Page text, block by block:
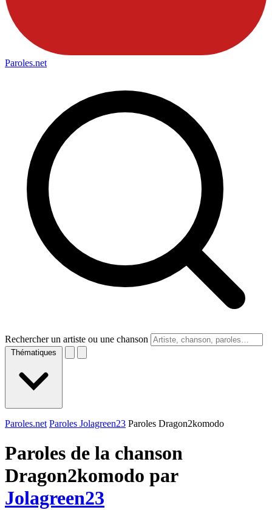
Paroles.net
Rechercher un artiste ou une chanson
Thématiques
Paroles.net Paroles Jolagreen23 Paroles Dragon2komodo
Paroles de la chanson
Dragon2komodo par
Jolagreen23